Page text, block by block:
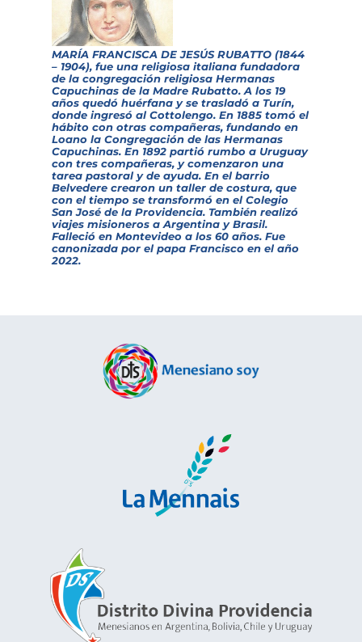
MARÍA FRANCISCA DE JESÚS RUBATTO (1844
– 1904), fue una religiosa italiana fundadora
de la congregación religiosa Hermanas
Capuchinas de la Madre Rubatto. A los 19
años quedó huérfana y se trasladó a Turín,
donde ingresó al Cottolengo. En 1885 tomó el
hábito con otras compañeras, fundando en
Loano la Congregación de las Hermanas
Capuchinas. En 1892 partió rumbo a Uruguay
con tres compañeras, y comenzaron una
tarea pastoral y de ayuda. En el barrio
Belvedere crearon un taller de costura, que
con el tiempo se transformó en el Colegio
San José de la Providencia. También realizó
viajes misioneros a Argentina y Brasil.
Falleció en Montevideo a los 60 años. Fue
canonizada por el papa Francisco en el año
2022.